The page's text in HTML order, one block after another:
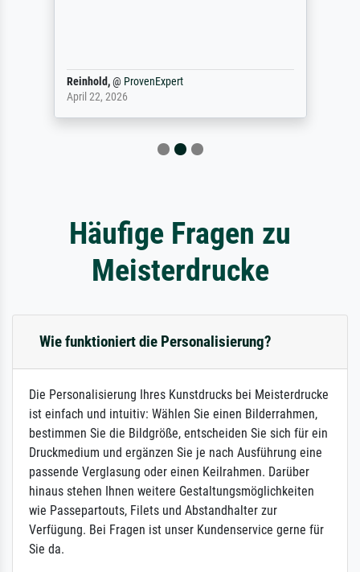
Reinhold,@ ProvenExpert
April 22, 2026
Häufige Fragen zu
Meisterdrucke
Wie funktioniert die Personalisierung?
Die Personalisierung Ihres Kunstdrucks bei Meisterdrucke
ist einfach und intuitiv: Wählen Sie einen Bilderrahmen,
bestimmen Sie die Bildgröße, entscheiden Sie sich für ein
Druckmedium und ergänzen Sie je nach Ausführung eine
passende Verglasung oder einen Keilrahmen. Darüber
hinaus stehen Ihnen weitere Gestaltungsmöglichkeiten
wie Passepartouts, Filets und Abstandhalter zur
Verfügung. Bei Fragen ist unser Kundenservice gerne für
Sie da.